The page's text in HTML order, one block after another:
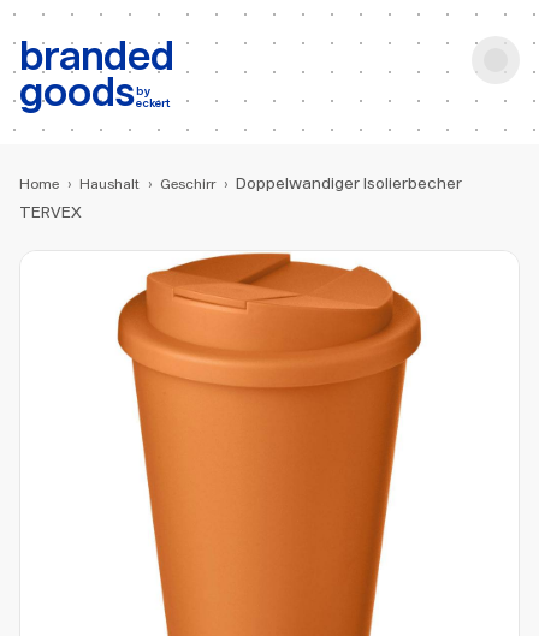
branded
goodsby
eckert
b: Produktsuche
Home › Haushalt › Geschirr › Doppelwandiger Isolierbecher
TERVEX